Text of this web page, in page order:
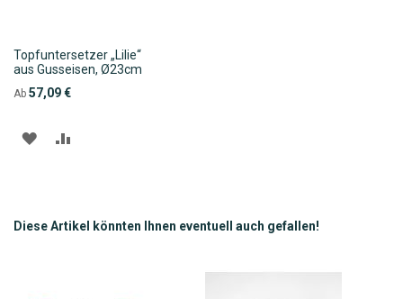
Topfuntersetzer „Lilie“
aus Gusseisen, Ø23cm
Ab 57,09 €
ZUR
Diese Artikel könnten Ihnen eventuell auch gefallen!